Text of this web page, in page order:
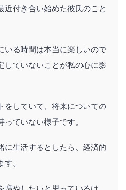
近付き合い始めた彼氏のこと
いる時間は本当に楽しいので
していないことが私の心に影
をしていて、将来についての
ていない様子です。
に生活するとしたら、経済的
。
増やしたいと思っているけ